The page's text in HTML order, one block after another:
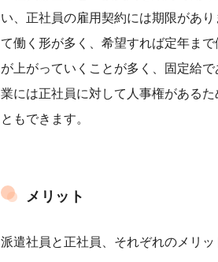
い、正社員の雇用契約には期限があ
て働く形が多く、希望すれば定年ま
が上がっていくことが多く、固定給
業には正社員に対して人事権がある
ともできます。
メリット
派遣社員と正社員、それぞれのメリッ